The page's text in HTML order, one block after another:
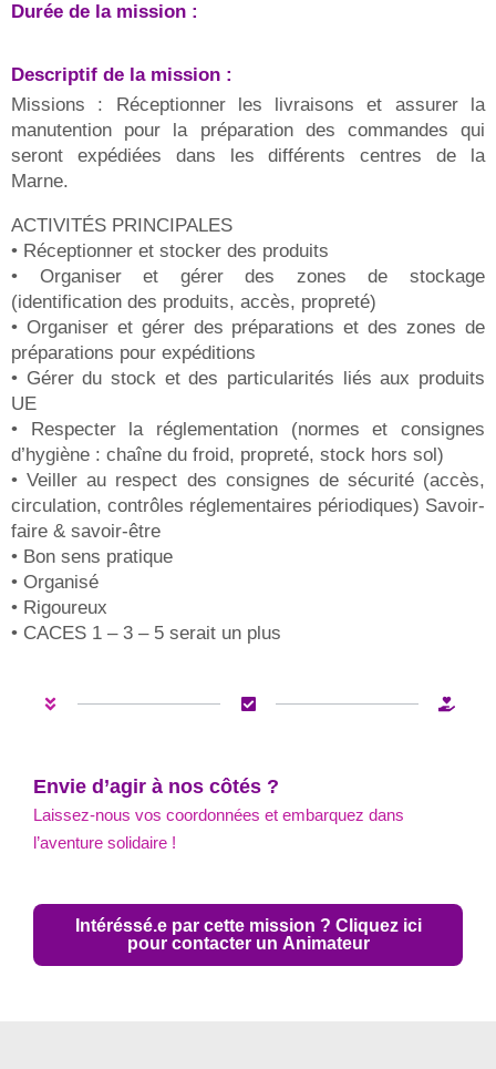
Durée de la mission :
Descriptif de la mission :
Missions : Réceptionner les livraisons et assurer la
manutention pour la préparation des commandes qui
seront expédiées dans les différents centres de la
Marne.
ACTIVITÉS PRINCIPALES
• Réceptionner et stocker des produits
• Organiser et gérer des zones de stockage
(identification des produits, accès, propreté)
• Organiser et gérer des préparations et des zones de
préparations pour expéditions
• Gérer du stock et des particularités liés aux produits
UE
• Respecter la réglementation (normes et consignes
d’hygiène : chaîne du froid, propreté, stock hors sol)
• Veiller au respect des consignes de sécurité (accès,
circulation, contrôles réglementaires périodiques) Savoir-
faire & savoir-être
• Bon sens pratique
• Organisé
• Rigoureux
• CACES 1 – 3 – 5 serait un plus
Envie d’agir à nos côtés ?
Laissez-nous vos coordonnées et embarquez dans
l’aventure solidaire !
Intéréssé.e par cette mission ? Cliquez ici
pour contacter un Animateur